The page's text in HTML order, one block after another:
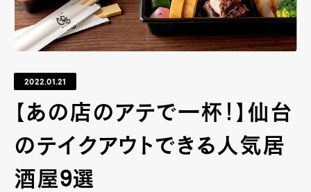
2022.01.21
【あの店のアテで一杯！】仙台
のテイクアウトできる人気居
酒屋9選